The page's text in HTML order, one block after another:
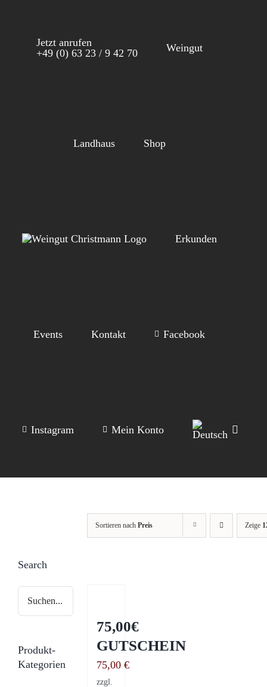
Jetzt anrufen
+49 (0) 63 23 / 9 42 70
Weingut
Landhaus Shop
Erkunden
Events Kontakt Facebook
Instagram Mein Konto
Sortieren nachPreis Zeige
75,00€
GUTSCHEIN
75,00€
zzgl.
Search
Produkt-
Kategorien